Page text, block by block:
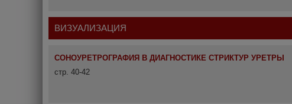
ВИЗУАЛИЗАЦИЯ
СОНОУРЕТРОГРАФИЯ В ДИАГНОСТИКЕ СТРИКТУР УРЕТРЫ
стр. 40-42